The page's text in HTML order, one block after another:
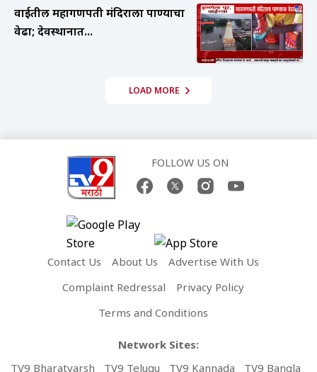
वाईतील महागणपती मंदिराला पाण्याचा
वेढा; देवस्थानात...
LOAD MORE
FOLLOW US ON
Contact Us About Us
Advertise With Us
Complaint Redressal
Privacy Policy
Terms and Conditions
Network Sites:
TV9 Bharatvarsh
TV9 Telugu TV9 Kannada TV9 Bangla